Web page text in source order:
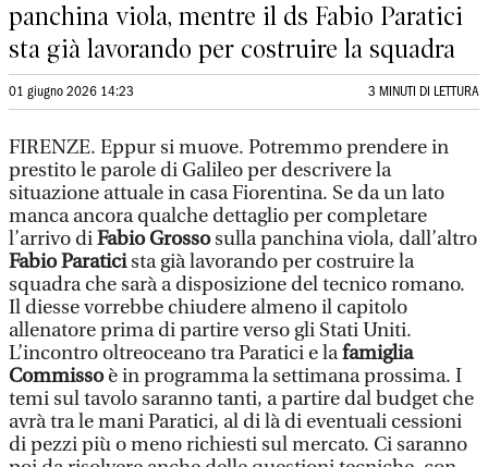
panchina viola, mentre il ds Fabio Paratici
sta già lavorando per costruire la squadra
01 giugno 2026 14:23 3 MINUTI DI LETTURA
FIRENZE. Eppur si muove. Potremmo prendere in
prestito le parole di Galileo per descrivere la
situazione attuale in casa Fiorentina. Se da un lato
manca ancora qualche dettaglio per completare
l’arrivo diFabio Grossosulla panchina viola, dall’altro
Fabio Paraticista già lavorando per costruire la
squadra che sarà a disposizione del tecnico romano.
Il diesse vorrebbe chiudere almeno il capitolo
allenatore prima di partire verso gli Stati Uniti.
L’incontro oltreoceano tra Paratici e lafamiglia
Commissoè in programma la settimana prossima. I
temi sul tavolo saranno tanti, a partire dal budget che
avrà tra le mani Paratici, al di là di eventuali cessioni
di pezzi più o meno richiesti sul mercato. Ci saranno